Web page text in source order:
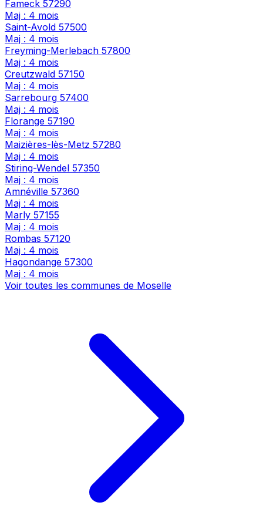
Fameck 57290
Maj : 4 mois
Saint-Avold 57500
Maj : 4 mois
Freyming-Merlebach 57800
Maj : 4 mois
Creutzwald 57150
Maj : 4 mois
Sarrebourg 57400
Maj : 4 mois
Florange 57190
Maj : 4 mois
Maizières-lès-Metz 57280
Maj : 4 mois
Stiring-Wendel 57350
Maj : 4 mois
Amnéville 57360
Maj : 4 mois
Marly 57155
Maj : 4 mois
Rombas 57120
Maj : 4 mois
Hagondange 57300
Maj : 4 mois
Voir toutes les communes de Moselle